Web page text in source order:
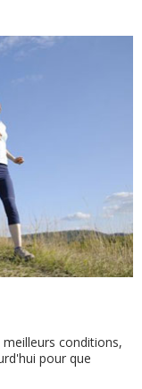
conditions,
pour que